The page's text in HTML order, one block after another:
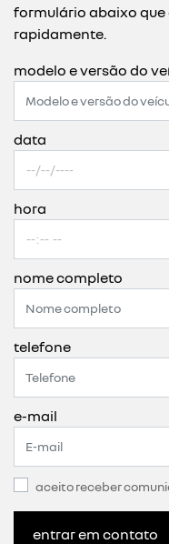
formulário abaixo
rapidamente.
modelo e versão do
data
hora
nome completo
telefone
e-mail
aceito receber
entrar em contato